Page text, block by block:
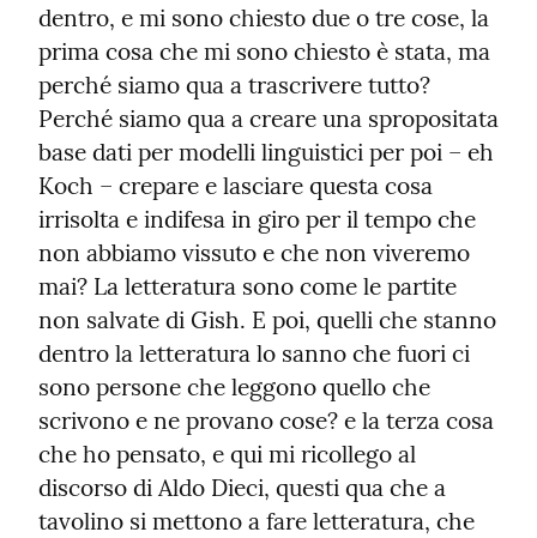
dentro, e mi sono chiesto due o tre cose, la
prima cosa che mi sono chiesto è stata, ma
perché siamo qua a trascrivere tutto?
Perché siamo qua a creare una spropositata
base dati per modelli linguistici per poi – eh
Koch – crepare e lasciare questa cosa
irrisolta e indifesa in giro per il tempo che
non abbiamo vissuto e che non viveremo
mai? La letteratura sono come le partite
non salvate di Gish. E poi, quelli che stanno
dentro la letteratura lo sanno che fuori ci
sono persone che leggono quello che
scrivono e ne provano cose? e la terza cosa
che ho pensato, e qui mi ricollego al
discorso di Aldo Dieci, questi qua che a
tavolino si mettono a fare letteratura, che